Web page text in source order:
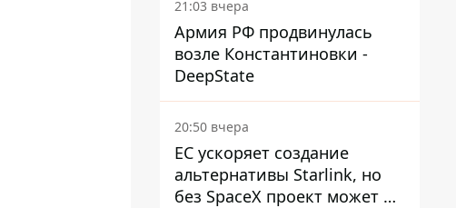
21:03 вчера
Армия РФ продвинулась
возле Константиновки -
DeepState
20:50 вчера
ЕС ускоряет создание
альтернативы Starlink, но
без SpaceX проект может не